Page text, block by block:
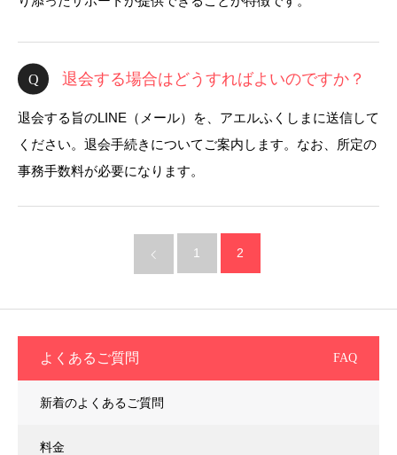
退会する場合はどうすればよいのですか？
退会する旨のLINE（メール）を、アエルふくしまに送信して
ください。退会手続きについてご案内します。なお、所定の
事務手数料が必要になります。
1 2
よくあるご質問 FAQ
新着のよくあるご質問
料金